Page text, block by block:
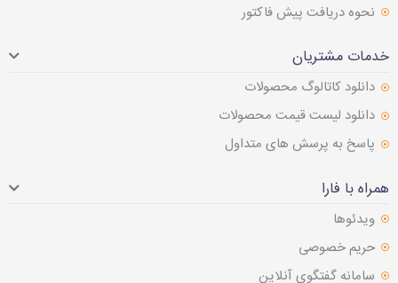
نحوه دریافت پیش فاکتور
خدمات مشتریان
دانلود کاتالوگ محصولات
دانلود لیست قیمت محصولات
پاسخ به پرسش های متداول
همراه با فارا
ویدئوها
حریم خصوصی
سامانه گفتگوی آنلاین